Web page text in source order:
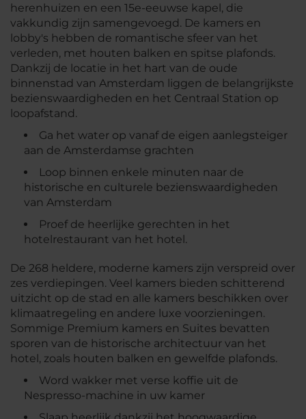
herenhuizen en een 15e-eeuwse kapel, die
vakkundig zijn samengevoegd. De kamers en
lobby's hebben de romantische sfeer van het
verleden, met houten balken en spitse plafonds.
Dankzij de locatie in het hart van de oude
binnenstad van Amsterdam liggen de belangrijkste
bezienswaardigheden en het Centraal Station op
loopafstand.
Ga het water op vanaf de eigen aanlegsteiger
aan de Amsterdamse grachten
Loop binnen enkele minuten naar de
historische en culturele bezienswaardigheden
van Amsterdam
Proef de heerlijke gerechten in het
hotelrestaurant van het hotel.
De 268 heldere, moderne kamers zijn verspreid over
zes verdiepingen. Veel kamers bieden schitterend
uitzicht op de stad en alle kamers beschikken over
klimaatregeling en andere luxe voorzieningen.
Sommige Premium kamers en Suites bevatten
sporen van de historische architectuur van het
hotel, zoals houten balken en gewelfde plafonds.
Word wakker met verse koffie uit de
Nespresso-machine in uw kamer